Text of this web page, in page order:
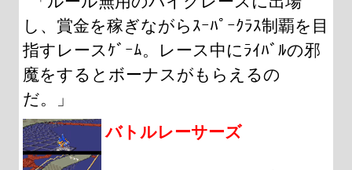
し、賞金を稼ぎながらｽｰﾊﾟｰｸﾗｽ制覇を目
指すレースｹﾞｰﾑ。レース中にﾗｲﾊﾞﾙの邪
魔をするとボーナスがもらえるの
だ。」
バトルレーサーズ